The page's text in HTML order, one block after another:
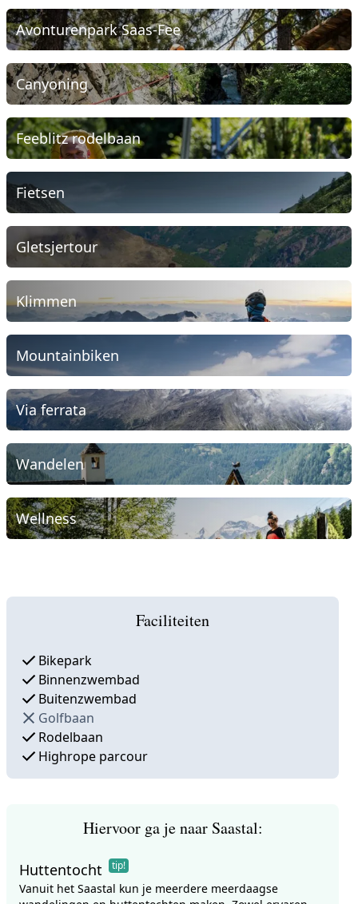
Avonturenpark Saas-Fee
Canyoning
Feeblitz rodelbaan
Fietsen
Gletsjertour
Klimmen
Mountainbiken
Via ferrata
Wandelen
Wellness
Faciliteiten
Bikepark
Binnenzwembad
Buitenzwembad
Golfbaan
Rodelbaan
Highrope parcour
Hiervoor ga je naar Saastal:
Huttentocht tip!
Vanuit het Saastal kun je meerdere meerdaagse